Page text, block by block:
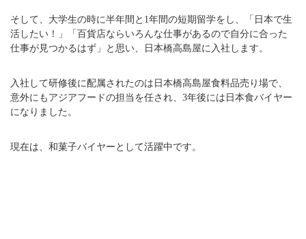
そして、大学生の時に半年間と1年間の短期留学をし、「日本で生
活したい！」「百貨店ならいろんな仕事があるので自分に合った
仕事が見つかるはず」と思い、日本橋高島屋に入社します。
入社して研修後に配属されたのは日本橋高島屋食料品売り場で、
意外にもアジアフードの担当を任され、3年後には日本食バイヤー
になりました。
現在は、和菓子バイヤーとして活躍中です。